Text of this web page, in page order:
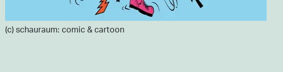
(c) schauraum: comic & cartoon